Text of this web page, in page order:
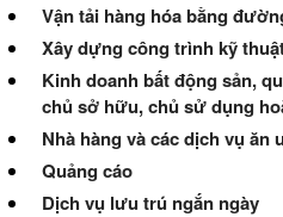
Vận tải hàng hóa bằng
Xây dựng công trình kỹ
Kinh doanh bất động sản,
chủ sở hữu, chủ sử dụng
Nhà hàng và các dịch vụ
Quảng cáo
Dịch vụ lưu trú ngắn ngày